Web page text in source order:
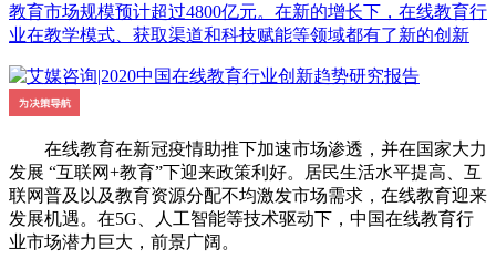
教育市场规模预计超过4800亿元。在新的增长下，在线教育行
业在教学模式、获取渠道和科技赋能等领域都有了新的创新
在线教育在新冠疫情助推下加速市场渗透，并在国家大力
发展 “互联网+教育”下迎来政策利好。居民生活水平提高、互
联网普及以及教育资源分配不均激发市场需求，在线教育迎来
发展机遇。在5G、人工智能等技术驱动下，中国在线教育行
业市场潜力巨大，前景广阔。